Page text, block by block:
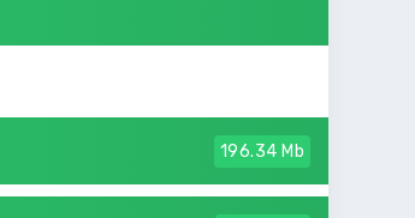
196.34 Mb